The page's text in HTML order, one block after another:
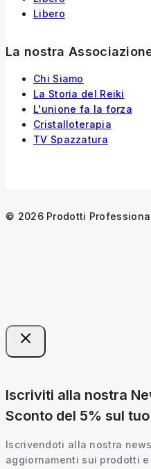
Libero
La nostra
Chi Siamo
La Storia del Reiki
L'unione fa la forza
Cristalloterapia
TV Spazzatura
© 2026 Prodotti
Iscriviti alla nostra
Sconto del 5% sul
Iscrivendoti alla nostra
aggiornamenti sui prodotti